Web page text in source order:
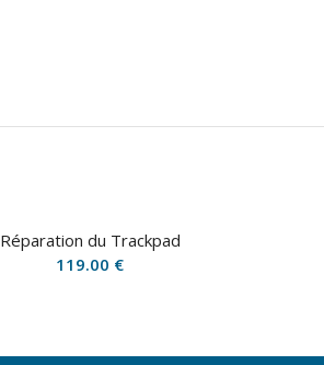
Réparation du Trackpad
119.00 €